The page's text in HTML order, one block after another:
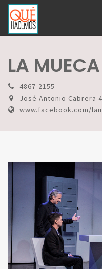
LA MUECA
4867-2155
José Antonio Cabrera
www.facebook.com/